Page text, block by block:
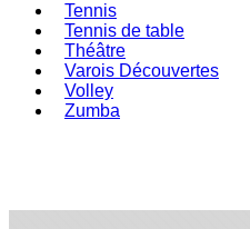
Tennis
Tennis de table
Théâtre
Varois Découvertes
Volley
Zumba